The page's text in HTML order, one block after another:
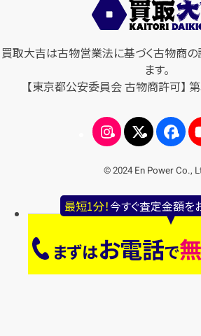
最短1分！今すぐ査定金額を
まずはお電話で
買取大吉は古物営業法に基づく古物商の
ます。
【東京都公安委員会 古物商許可】
© 2024 En Power Co.,